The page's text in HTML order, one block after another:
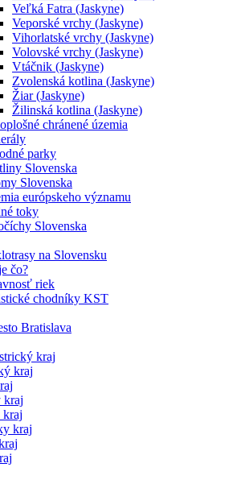
Veľká Fatra (Jaskyne)
Veporské vrchy (Jaskyne)
Vihorlatské vrchy (Jaskyne)
Volovské vrchy (Jaskyne)
Vtáčnik (Jaskyne)
Zvolenská kotlina (Jaskyne)
Žiar (Jaskyne)
Žilinská kotlina (Jaskyne)
chránené územia
parky
Slovenska
Slovenska
európskeho významu
toky
Slovenska
na Slovensku
čo?
riek
chodníky KST
Bratislava
kraj
kraj
kraj
kraj
kraj